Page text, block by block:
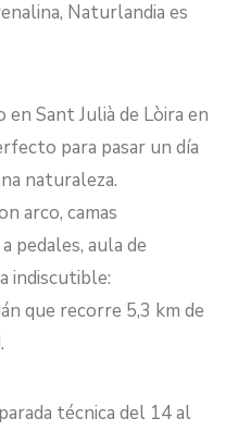
Naturlandia es
Sant Julià de Lòira en
para pasar un día
naturaleza.
arco, camas
pedales, aula de
indiscutible:
que recorre 5,3 km de
técnica del 14 al